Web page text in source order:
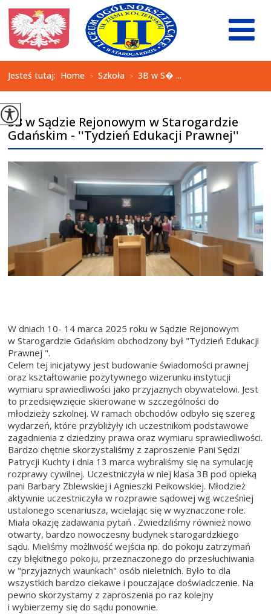
Jesteś tutaj: Home > Szkoła > 3B w S� ...
3B w Sądzie Rejonowym w Starogardzie
Gdańskim - ''Tydzień Edukacji Prawnej''
W dniach 10- 14 marca 2025 roku w Sądzie Rejonowym
w Starogardzie Gdańskim obchodzony był "Tydzień Edukacji
Prawnej ".
Celem tej inicjatywy jest budowanie świadomości prawnej
oraz kształtowanie pozytywnego wizerunku instytucji
wymiaru sprawiedliwości jako przyjaznych obywatelowi. Jest
to przedsięwzięcie skierowane w szczególności do
młodzieży szkolnej. W ramach obchodów odbyło się szereg
wydarzeń, które przybliżyły ich uczestnikom podstawowe
zagadnienia z dziedziny prawa oraz wymiaru sprawiedliwości.
Bardzo chętnie skorzystaliśmy z zaproszenie Pani Sędzi
Patrycji Kuchty i dnia 13 marca wybraliśmy się na symulację
rozprawy cywilnej. Uczestniczyła w niej klasa 3B pod opieką
pani Barbary Zblewskiej i Agnieszki Peikowskiej. Młodzież
aktywnie uczestniczyła w rozprawie sądowej wg wcześniej
ustalonego scenariusza, wcielając się w wyznaczone role.
Miała okazję zadawania pytań . Zwiedziliśmy również nowo
otwarty, bardzo nowoczesny budynek starogardzkiego
sądu. Mieliśmy możliwość wejścia np. do pokoju zatrzymań
czy błękitnego pokoju, przeznaczonego do przesłuchiwania
w "przyjaznych waunkach" osób nieletnich. Było to dla
wszystkich bardzo ciekawe i pouczające doświadczenie. Na
pewno skorzystamy z zaproszenia po raz kolejny
i wybierzemy się do sądu ponownie.